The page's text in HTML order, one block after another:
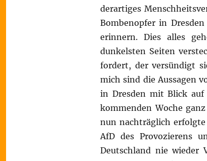
derartiges
Bombenopfer in
erinnern. Dies alles
dunkelsten Seiten
fordert, der versündigt
mich sind die Aussagen
in Dresden mit Blick auf
kommenden Woche
nun nachträglich erfolgte
AfD des Provozierens
Deutschland nie wieder